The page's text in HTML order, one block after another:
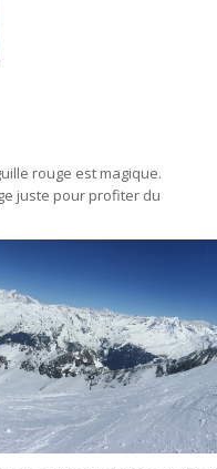
rouge est magique.
juste pour profiter du